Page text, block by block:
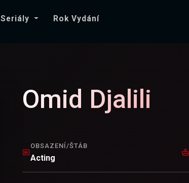
Seriály Rok Vydání
Omid Djalili
OBSAZENÍ/ŠTÁB
Acting